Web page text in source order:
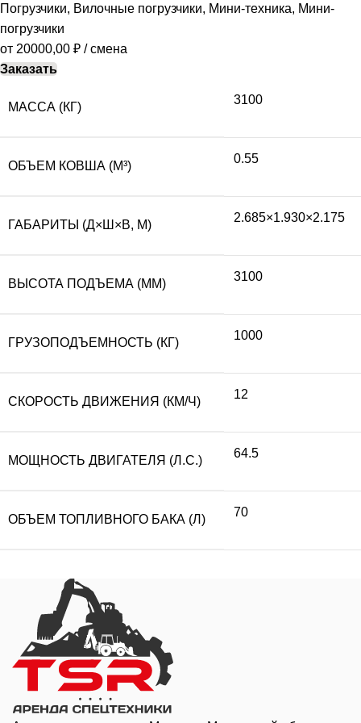
Погрузчики, Вилочные погрузчики, Мини-техника, Мини-
погрузчики
от 20000,00 ₽ / смена
Заказать
МАССА (КГ)
3100
ОБЪЕМ КОВША (М³)
0.55
ГАБАРИТЫ (Д×Ш×В, М)
2.685×1.930×2.175
ВЫСОТА ПОДЪЕМА (ММ)
3100
ГРУЗОПОДЪЕМНОСТЬ (КГ)
1000
СКОРОСТЬ ДВИЖЕНИЯ (КМ/Ч)
12
МОЩНОСТЬ ДВИГАТЕЛЯ (Л.С.)
64.5
ОБЪЕМ ТОПЛИВНОГО БАКА (Л)
70